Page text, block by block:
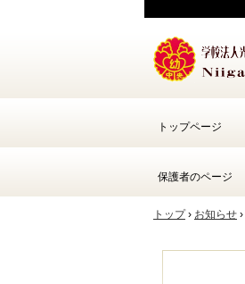
トップページ
保護者のページ
トップ › お知らせ ›